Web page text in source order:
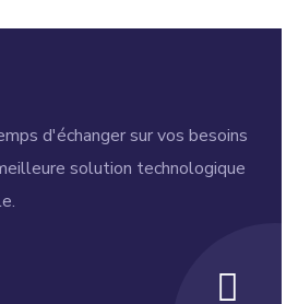
d'échanger sur vos besoins
solution technologique